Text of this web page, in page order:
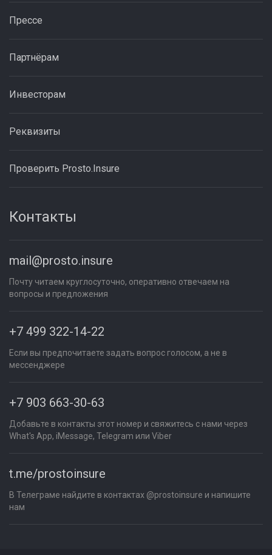
Прессе
Партнёрам
Инвесторам
Реквизиты
Проверить Prosto.Insure
Контакты
mail@prosto.insure
Почту читаем круглосуточно, оперативно отвечаем на
вопросы и предложения
+7 499 322-14-22
Если вы предпочитаете задать вопрос голосом, а не в
мессенджере
+7 903 663-30-63
Добавьте в контакты этот номер и свяжитесь с нами через
What's App, iMessage, Telegram или Viber
t.me/prostoinsure
В Телеграме найдите в контактах @prostoinsure и напишите
нам